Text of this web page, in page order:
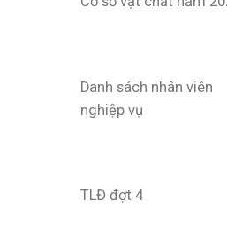
Danh sách nhân viên
nghiệp vụ
TLĐ đợt 4